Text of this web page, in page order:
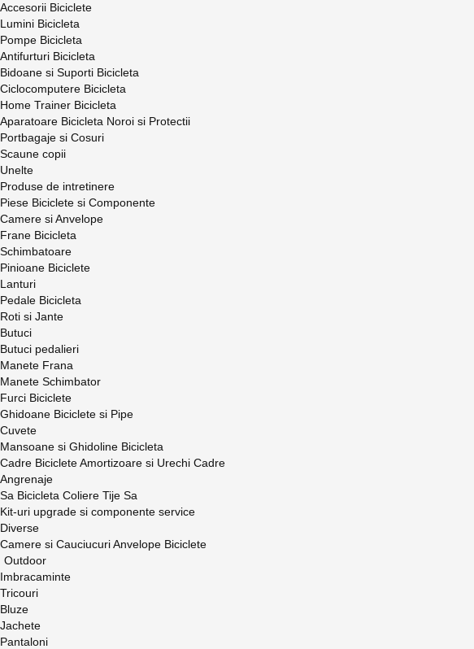
Accesorii Biciclete
Lumini Bicicleta
Pompe Bicicleta
Antifurturi Bicicleta
Bidoane si Suporti Bicicleta
Ciclocomputere Bicicleta
Home Trainer Bicicleta
Aparatoare Bicicleta Noroi si Protectii
Portbagaje si Cosuri
Scaune copii
Unelte
Produse de intretinere
Piese Biciclete si Componente
Camere si Anvelope
Frane Bicicleta
Schimbatoare
Pinioane Biciclete
Lanturi
Pedale Bicicleta
Roti si Jante
Butuci
Butuci pedalieri
Manete Frana
Manete Schimbator
Furci Biciclete
Ghidoane Biciclete si Pipe
Cuvete
Mansoane si Ghidoline Bicicleta
Cadre Biciclete Amortizoare si Urechi Cadre
Angrenaje
Sa Bicicleta Coliere Tije Sa
Kit-uri upgrade si componente service
Diverse
Camere si Cauciucuri Anvelope Biciclete
Outdoor
Imbracaminte
Tricouri
Bluze
Jachete
Pantaloni